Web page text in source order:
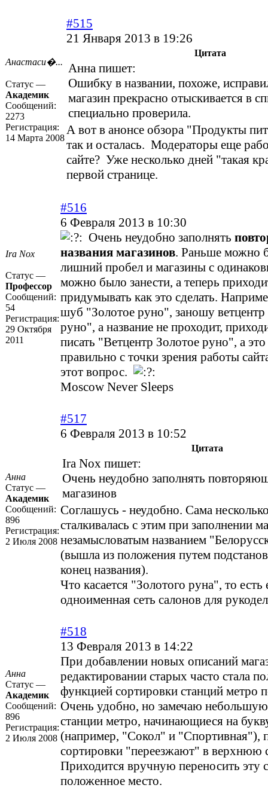
Анастаси�...
Статус —
Академик
Сообщений:
2273
Регистрация:
14 Марта 2008
#515
21 Января 2013 в 19:26
Цитата
Анна пишет:
Ошибку в названии, похоже,
магазин прекрасно отыскивается в
специально проверила.
А вот в анонсе обзора "Продукты
так и осталась. Модераторы еще
сайте? Уже несколько дней "такая
первой странице.
Ira Nox
Статус —
Профессор
Сообщений:
54
Регистрация:
29 Октября
2011
#516
6 Февраля 2013 в 10:30
Очень неудобно заполнять
названия магазинов. Раньше можно
лишний пробел и магазины с
можно было занести, а теперь
придумывать как это сделать.
шуб "Золотое руно", заношу ветцентр
руно", а название не проходит,
писать "Ветцентр Золотое руно", а
правильно с точки зрения работы
этот вопрос.
Moscow Never Sleeps
Анна
Статус —
Академик
Сообщений:
896
Регистрация:
2 Июля 2008
#517
6 Февраля 2013 в 10:52
Цитата
Ira Nox пишет:
Очень неудобно заполнять
магазинов
Соглашусь - неудобно. Сама
сталкивалась с этим при заполнении
незамысловатым названием
(вышла из положения путем
конец названия).
Что касается "Золотого руна", то есть
одноименная сеть салонов для
Анна
Статус —
Академик
Сообщений:
896
Регистрация:
2 Июля 2008
#518
13 Февраля 2013 в 14:22
При добавлении новых описаний
редактировании старых часто стала
функцией сортировки станций метро
Очень удобно, но замечаю небольшую
станции метро, начинающиеся на
(например, "Сокол" и "Спортивная"),
сортировки "переезжают" в верхнюю
Приходится вручную переносить эту
положенное место.